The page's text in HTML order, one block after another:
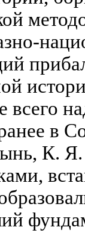
в
К. Я.